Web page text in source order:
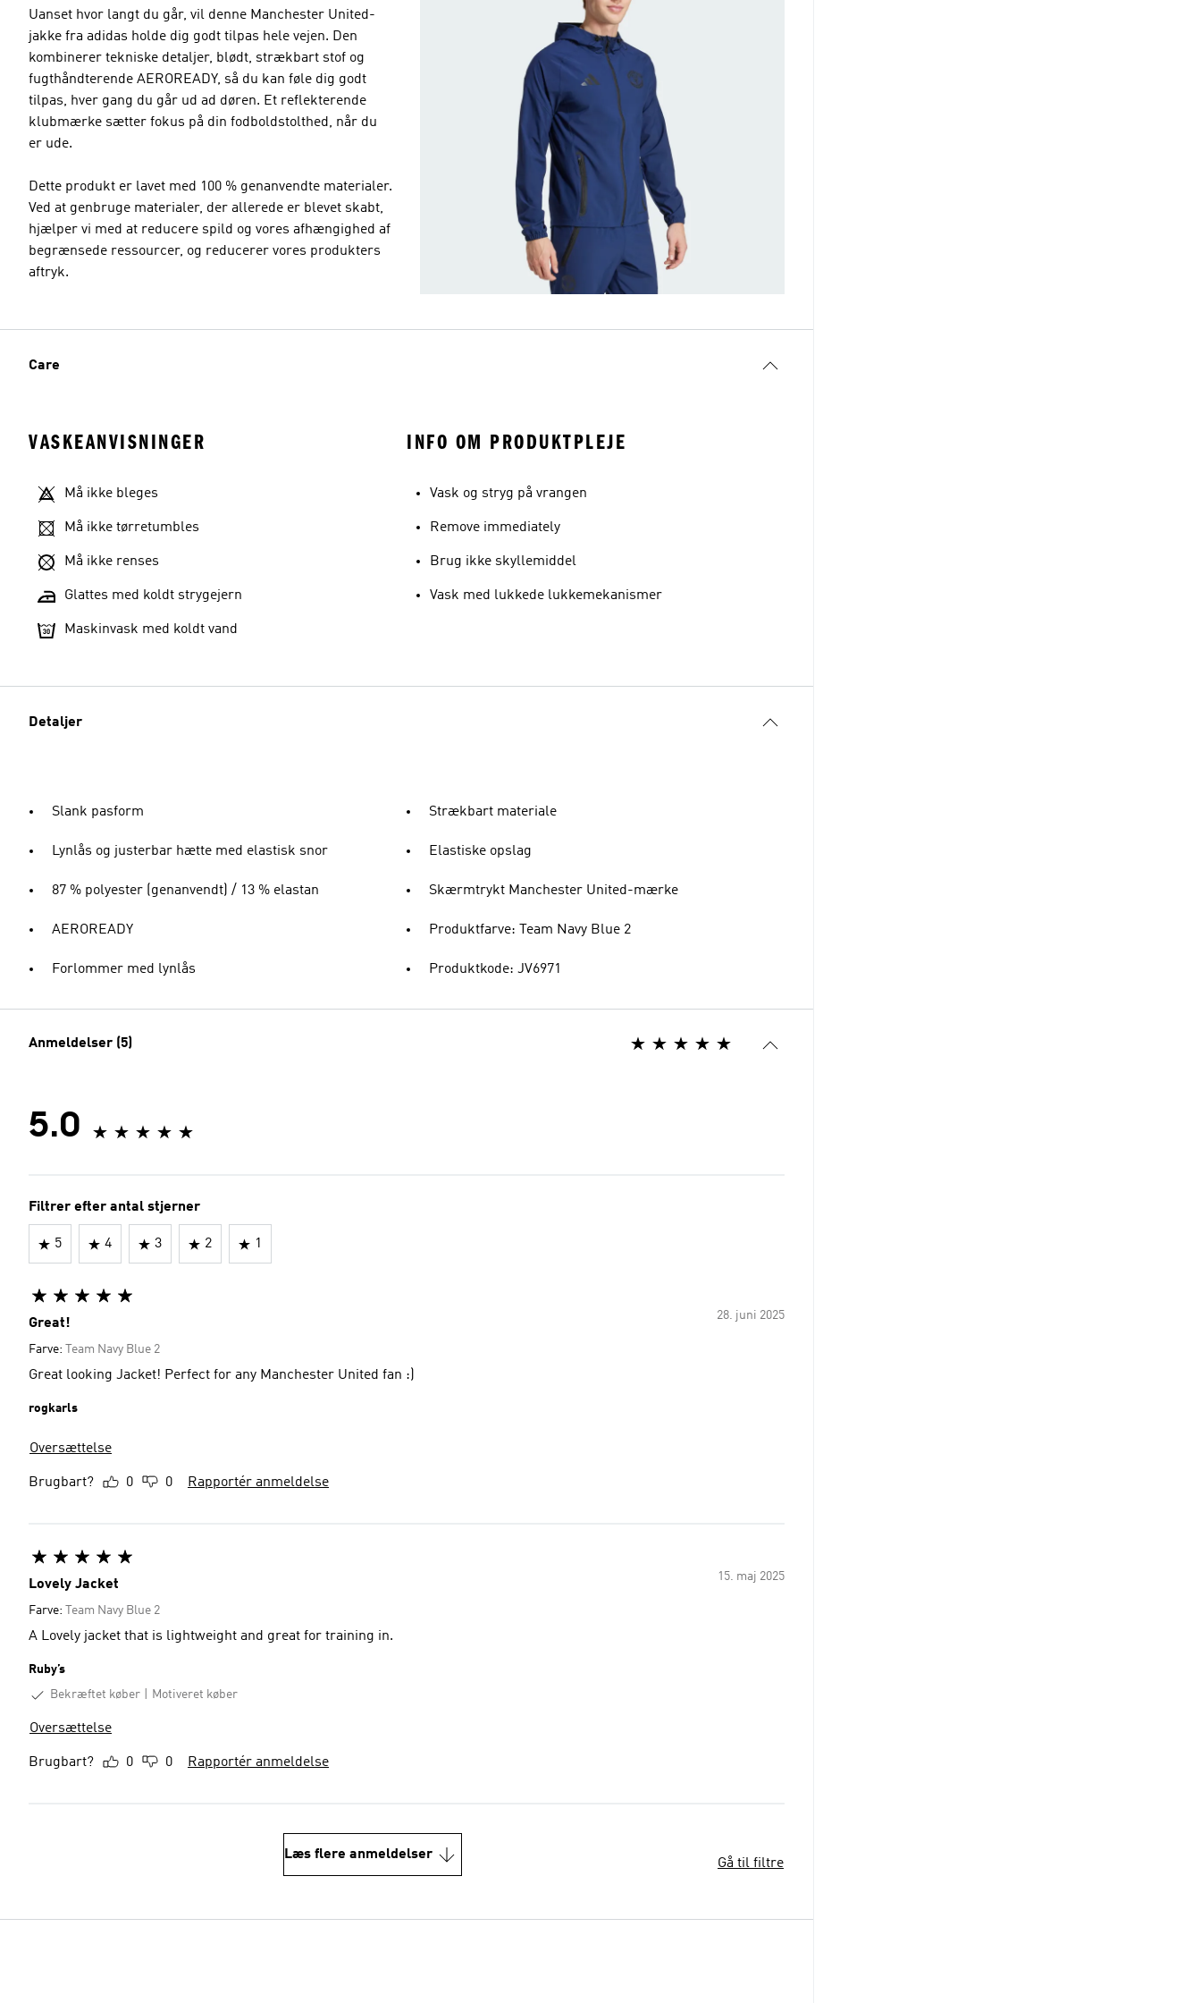
Uanset hvor langt du går, vil denne Manchester United-
jakke fra adidas holde dig godt tilpas hele vejen. Den
kombinerer tekniske detaljer, blødt, strækbart stof og
fugthåndterende AEROREADY, så du kan føle dig godt
tilpas, hver gang du går ud ad døren. Et reflekterende
klubmærke sætter fokus på din fodboldstolthed, når du
er ude.
Dette produkt er lavet med 100 % genanvendte materialer.
Ved at genbruge materialer, der allerede er blevet skabt,
hjælper vi med at reducere spild og vores afhængighed af
begrænsede ressourcer, og reducerer vores produkters
aftryk.
Care
VASKEANVISNINGER
Må ikke bleges
Må ikke tørretumbles
Må ikke renses
Glattes med koldt strygejern
Maskinvask med koldt vand
INFO OM PRODUKTPLEJE
Vask og stryg på vrangen
Remove immediately
Brug ikke skyllemiddel
Vask med lukkede lukkemekanismer
Detaljer
Slank pasform
Lynlås og justerbar hætte med elastisk snor
87 % polyester (genanvendt) / 13 % elastan
AEROREADY
Forlommer med lynlås
Strækbart materiale
Elastiske opslag
Skærmtrykt Manchester United-mærke
Produktfarve: Team Navy Blue 2
Produktkode: JV6971
Anmeldelser (5)
5.0
Filtrer efter antal stjerner
5 4 3 2 1
28. juni 2025
Great!
Farve: Team Navy Blue 2
Great looking Jacket! Perfect for any Manchester United fan :)
rogkarls
Oversættelse
Brugbart? 0 0 Rapportér anmeldelse
15. maj 2025
Lovely Jacket
Farve: Team Navy Blue 2
A Lovely jacket that is lightweight and great for training in.
Ruby’s
Bekræftet køber
Motiveret køber
Oversættelse
Brugbart? 0 0 Rapportér anmeldelse
Læs flere anmeldelser
Gå til filtre